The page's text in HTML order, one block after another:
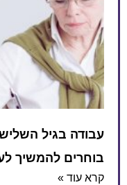
עבודה בגיל
בוחרים להמשיך
קרא עוד »